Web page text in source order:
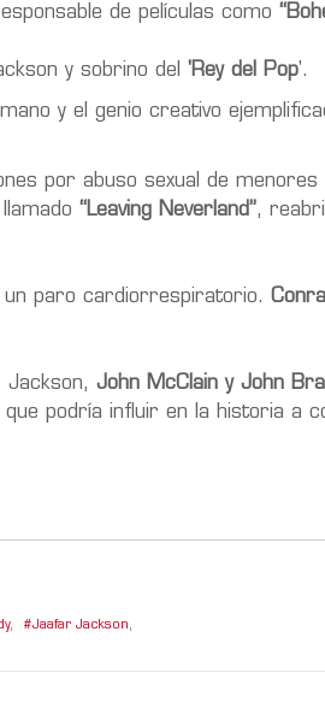
de películas como
y sobrino del 'Rey del Pop'.
y el genio creativo
por abuso sexual de menores
“Leaving Neverland”,
paro cardiorrespiratorio.
Jackson, John McClain y John
podría influir en la historia a
, Jaafar Jackson,